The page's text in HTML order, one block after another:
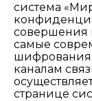
система
совершения
самые
шифрования
каналам
странице